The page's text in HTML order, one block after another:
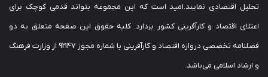
تحلیل اقتصادی نمایند.امید است که این مجموعه بتواند قدمی کوچک برای
اعتلای اقتصاد و کارآفرینی کشور بردارد. کلیه حقوق این صفحه متعلق به دو
فصلنامه تخصصی دروازه اقتصاد و کارآفرینی با شماره مجوز 92147 از وزارت فرهنگ
و ارشاد اسلامی می‌باشد.